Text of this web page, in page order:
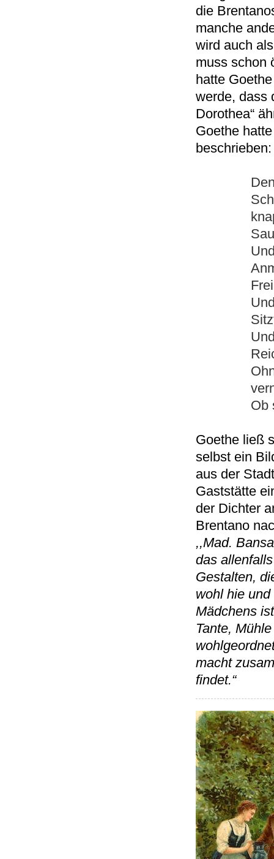
die
manche
wird auch
muss schon
hatte
werde, dass
Dorothea“
Goethe
beschrieben:
Ob
Goethe ließ
selbst ein
aus der
Gaststätte
der Dichter
Brentano
,,Mad.
das
Gestalten,
wohl hie
Mädchens
Tante,
macht
findet.“